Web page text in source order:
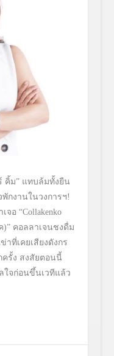
คิ้ม”แทบล้มทั้งยืน
พักงานในวงการฯ!
จอ “Collakenko
)” คอลลาเจนชงดื่ม
าที่เคยเสียงดังกร
รั้ง สงสัยตอนนี้
ใจก่อนขึ้นเวทีแล้ว